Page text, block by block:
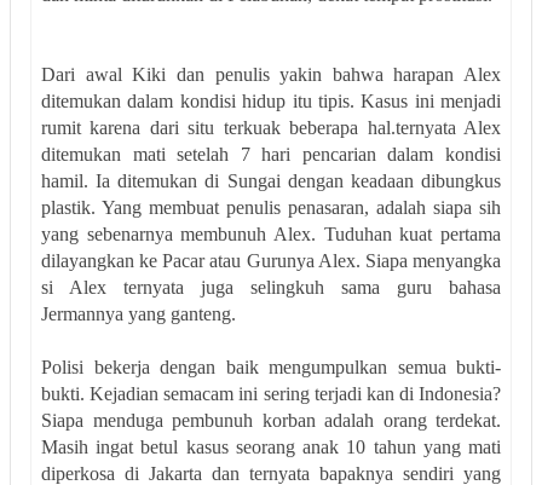
Dari awal Kiki dan penulis yakin bahwa harapan Alex
ditemukan dalam kondisi hidup itu tipis. Kasus ini menjadi
rumit karena dari situ terkuak beberapa hal.ternyata Alex
ditemukan mati setelah 7 hari pencarian dalam kondisi
hamil. Ia ditemukan di Sungai dengan keadaan dibungkus
plastik. Yang membuat penulis penasaran, adalah siapa sih
yang sebenarnya membunuh Alex. Tuduhan kuat pertama
dilayangkan ke Pacar atau Gurunya Alex. Siapa menyangka
si Alex ternyata juga selingkuh sama guru bahasa
Jermannya yang ganteng.
Polisi bekerja dengan baik mengumpulkan semua bukti-
bukti. Kejadian semacam ini sering terjadi kan di Indonesia?
Siapa menduga pembunuh korban adalah orang terdekat.
Masih ingat betul kasus seorang anak 10 tahun yang mati
diperkosa di Jakarta dan ternyata bapaknya sendiri yang